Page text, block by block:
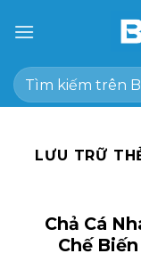
đến
dung
Tìm
kiếm:
LƯU TRỮ
Chả Cá
Chế